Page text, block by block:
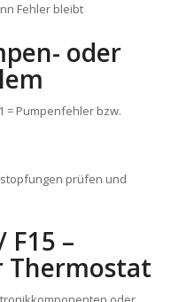
Fehler bleibt
oder
= Pumpenfehler bzw.
prüfen und
F15 –
Thermostat